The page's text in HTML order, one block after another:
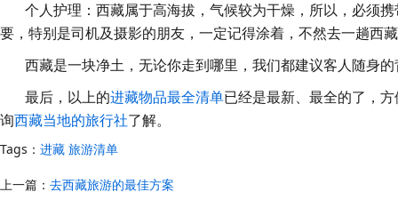
个人护理：西藏属于高海拔，气候较为干燥，所以，必须
要，特别是司机及摄影的朋友，一定记得涂着，不然去一趟西
西藏是一块净土，无论你走到哪里，我们都建议客人随身
最后，以上的进藏物品最全清单已经是最新、最全的了，
询西藏当地的旅行社了解。
Tags： 进藏 旅游清单
上一篇： 去西藏旅游的最佳方案